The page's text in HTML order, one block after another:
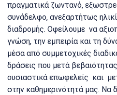
πραγματικά ζωντανό,
συνάδελφο, ανεξαρτήτως
διαδρομής. Οφείλουμε να
γνώση, την εμπειρία και τη
μέσα από συμμετοχικές
δράσεις που μετά
ουσιαστικά επωφελείς και
στην καθημερινότητά μας. Να